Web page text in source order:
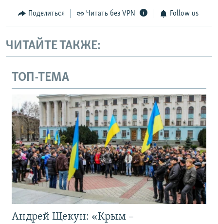
Поделиться Читать без VPN Follow us
ЧИТАЙТЕ ТАКЖЕ:
ТОП-ТЕМА
Андрей Щекун: «Крым –